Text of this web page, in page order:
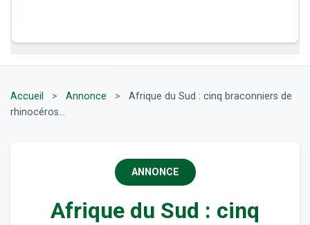
Accueil > Annonce >
Afrique du Sud : cinq braconniers de
rhinocéros...
ANNONCE
Afrique du Sud : cinq